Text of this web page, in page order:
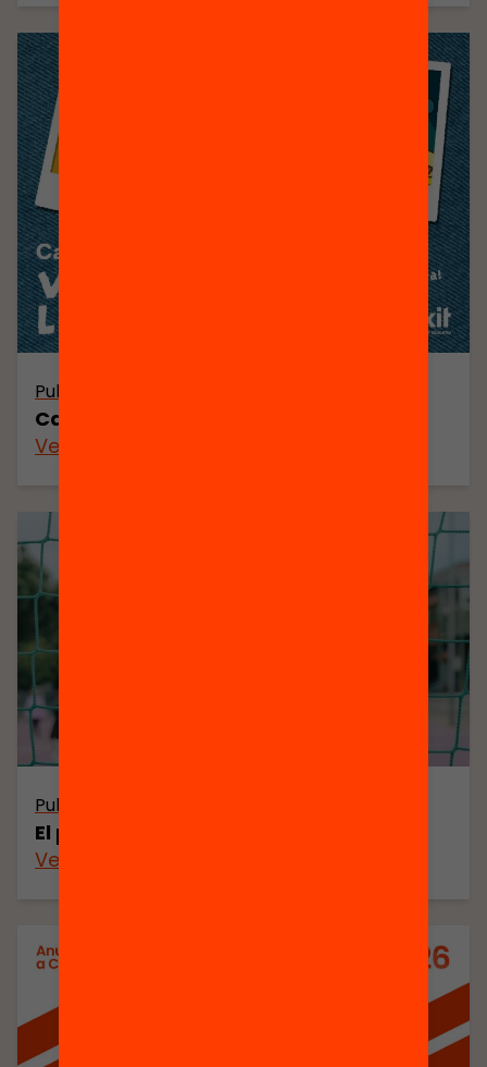
Publicació
Carnet de viatge lector
Veure’n més
Publicació
El pes de l’escola pública
Veure’n més